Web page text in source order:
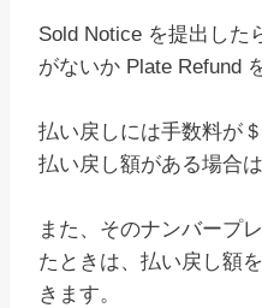
Sold Notice を提出した
がないか Plate Refund
払い戻しには手数料が
払い戻し額がある場合
また、そのナンバープ
たときは、払い戻し額
きます。